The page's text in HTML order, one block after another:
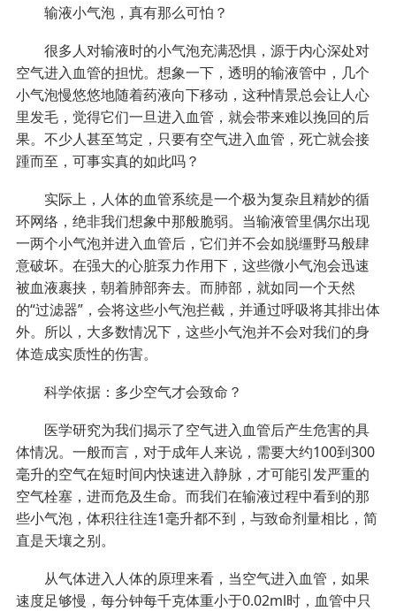
输液小气泡，真有那么可怕？
很多人对输液时的小气泡充满恐惧，源于内心深处对
空气进入血管的担忧。想象一下，透明的输液管中，几个
小气泡慢悠悠地随着药液向下移动，这种情景总会让人心
里发毛，觉得它们一旦进入血管，就会带来难以挽回的后
果。不少人甚至笃定，只要有空气进入血管，死亡就会接
踵而至，可事实真的如此吗？
实际上，人体的血管系统是一个极为复杂且精妙的循
环网络，绝非我们想象中那般脆弱。当输液管里偶尔出现
一两个小气泡并进入血管后，它们并不会如脱缰野马般肆
意破坏。在强大的心脏泵力作用下，这些微小气泡会迅速
被血液裹挟，朝着肺部奔去。而肺部，就如同一个天然
的“过滤器”，会将这些小气泡拦截，并通过呼吸将其排出体
外。所以，大多数情况下，这些小气泡并不会对我们的身
体造成实质性的伤害。
科学依据：多少空气才会致命？
医学研究为我们揭示了空气进入血管后产生危害的具
体情况。一般而言，对于成年人来说，需要大约100到300
毫升的空气在短时间内快速进入静脉，才可能引发严重的
空气栓塞，进而危及生命。而我们在输液过程中看到的那
些小气泡，体积往往连1毫升都不到，与致命剂量相比，简
直是天壤之别。
从气体进入人体的原理来看，当空气进入血管，如果
速度足够慢，每分钟每千克体重小于0.02ml时，血管中只